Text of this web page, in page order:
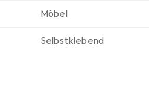
Möbel
Selbstklebend